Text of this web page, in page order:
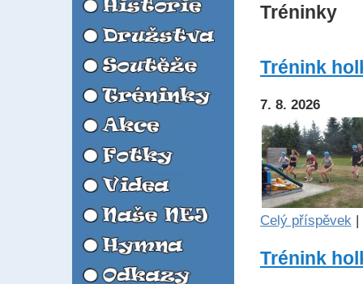
Tréninky
Trénink
7. 8. 2026
Celý příspěvek |
Trénink